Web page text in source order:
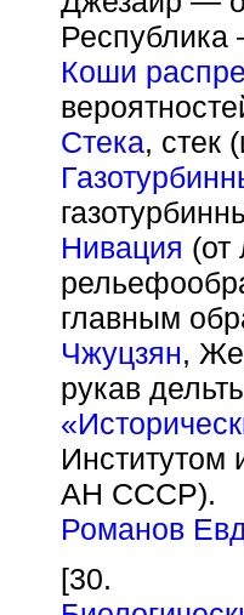
Коши
Стека, стек
Нивация (от
главным
Чжуцзян,
рукав
АН СССР).
Романов
[30.